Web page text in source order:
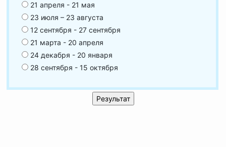
21 апреля - 21 мая
23 июля – 23 августа
12 сентября - 27 сентября
21 марта - 20 апреля
24 декабря - 20 января
28 сентября - 15 октября